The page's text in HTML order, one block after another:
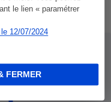
le lien « paramétrer
12/07/2024
FERMER